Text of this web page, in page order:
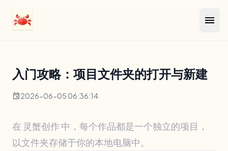
menu
入门攻略：项目文件夹的打开与新建
event2026-06-05 06:36:14
在 灵蟹创作 中，每个作品都是一个独立的项目，
以文件夹存储于你的本地电脑中。